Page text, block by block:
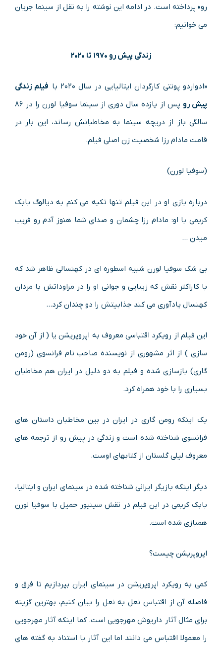
رو» پرداخته است. در ادامه این نوشته را به نقل از سینما جریان
می خوانیم:
زندگی پیش رو ۱۹۷۰ تا ۲۰۲۰
«ادواردو پونتی کارگردان ایتالیایی در سال ۲۰۲۰ با
فیلم زندگی
پیش رو
پس از یازده سال دوری از سینما سوفیا لورن را در ۸۶
سالگی باز از دریچه سینما به مخاطبانش رساند، این بار در
قامت مادام رزا شخصیت زن اصلی فیلم.
(سوفیا لورن)
درباره بازی او در این فیلم تنها تکیه می کنم به دیالوگ بابک
کریمی با او: مادام رزا چشمان و صدای شما هنوز آدم رو فریب
میدن …
بی شک سوفیا لورن شبیه اسطوره ای در کهنسالی ظاهر شد که
با کاراکتر نقش که زیبایی و جوانی او را در مراوداتش با مردان
کهنسال یادآوری می کند جذابیتش را دو چندان کرد…
این فیلم از رویکرد اقتباسی معروف به اپروپریشن یا ( از آن خود
سازی ) از اثر مشهوری از نویسنده صاحب نام فرانسوی (رومن
گاری) بازسازی شده و فیلم به دو دلیل در ایران هم مخاطبان
بسیاری را با خود همراه کرد.
یک اینکه رومن گاری در ایران در بین مخاطبان داستان های
فرانسوی شناخته شده است و زندگی در پیش رو از ترجمه های
معروف لیلی گلستان از کتابهای اوست.
دیگر اینکه بازیگر ایرانی شناخته شده در سینمای ایران و ایتالیا،
بابک کریمی در این فیلم در نقش سینیور حمیل با سوفیا لورن
همبازی شده است.
اپروپریشن چیست؟
کمی به رویکرد اپروپریشن در سینمای ایران بپردازیم تا فرق و
فاصله آن از اقتباس نعل به نعل را بیان کنیم، بهترین گزینه
برای مثال آثار داریوش مهرجویی است. کما اینکه آثار مهرجویی
را معمولا اقتباس می دانند اما این آثار با استناد به گفته های